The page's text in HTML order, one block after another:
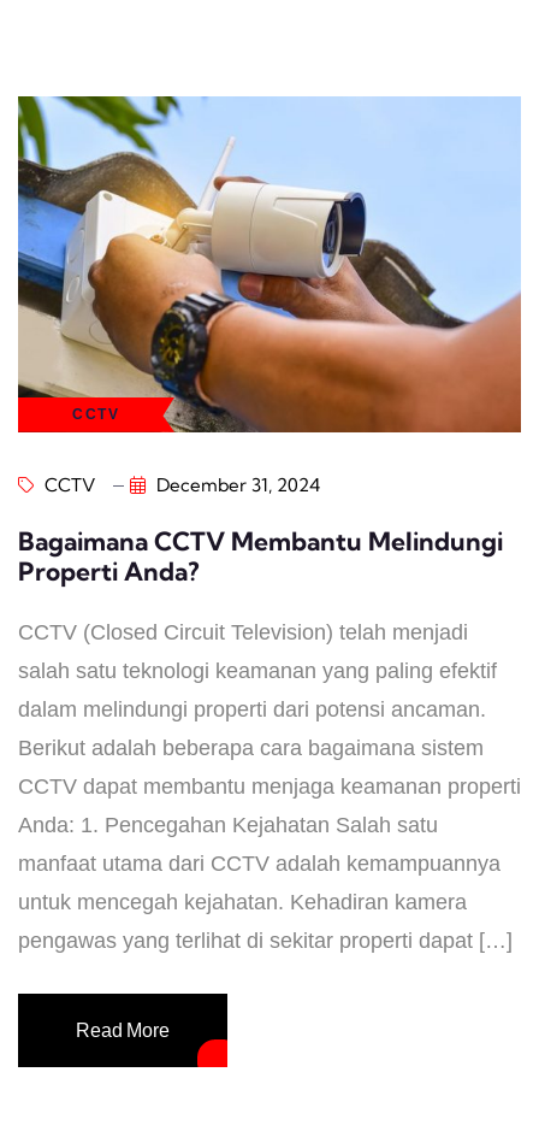
CCTV
CCTV December 31, 2024
Bagaimana CCTV Membantu Melindungi
Properti Anda?
CCTV (Closed Circuit Television) telah menjadi
salah satu teknologi keamanan yang paling efektif
dalam melindungi properti dari potensi ancaman.
Berikut adalah beberapa cara bagaimana sistem
CCTV dapat membantu menjaga keamanan properti
Anda: 1. Pencegahan Kejahatan Salah satu
manfaat utama dari CCTV adalah kemampuannya
untuk mencegah kejahatan. Kehadiran kamera
pengawas yang terlihat di sekitar properti dapat […]
Read More